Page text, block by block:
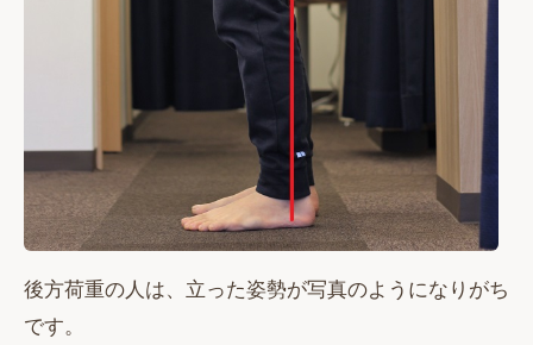
後方荷重の人は、立った姿勢が写真のようになりがち
です。